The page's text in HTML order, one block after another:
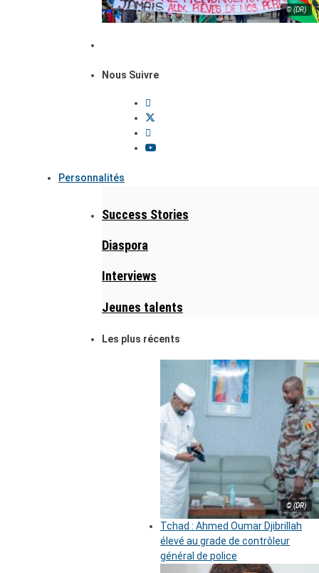
© (DR)
Nous Suivre
Personnalités
Success Stories
Diaspora
Interviews
Jeunes talents
Les plus récents
© (DR)
Tchad : Ahmed Oumar Djibrillah
élevé au grade de contrôleur
général de police